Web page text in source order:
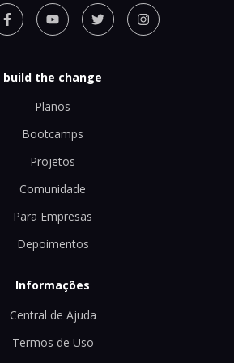
build the change
Planos
Bootcamps
Projetos
Comunidade
Para Empresas
Depoimentos
Informações
Central de Ajuda
Termos de Uso